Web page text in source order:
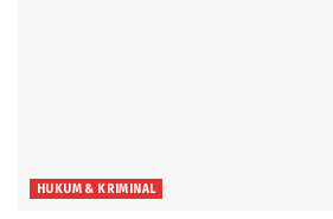
HUKUM & KRIMINAL